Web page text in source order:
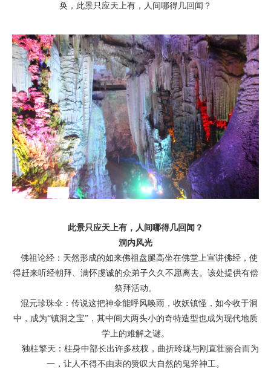
奂，此景只应天上有，人间哪得几回闻？
此景只应天上有，人间哪得几回闻？
洞内风光
佛祖论经：天然形成的如来佛祖盘腿高坐在佛堂上宣讲佛经，使
得赶来听经朝拜、满怀虔诚的众弟子久久不愿离去。该处提供有偿
祭拜活动。
混元珍珠伞：传说这把神伞能呼风唤雨，收妖镇怪，如今收于洞
中，成为“镇洞之宝”，其中间大两头小的奇特造型也成为现代地质
学上的难解之谜。
独柱擎天：柱身中部长出许多枝杈，曲折玲珑与刚直壮丽合而为
一，让人不得不由衷的赞叹大自然的鬼斧神工。